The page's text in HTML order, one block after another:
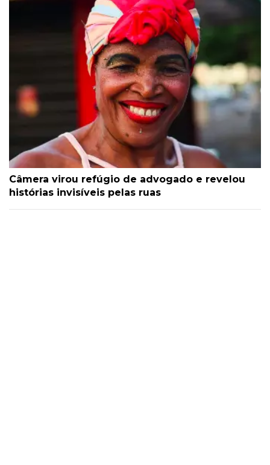
Câmera virou refúgio de advogado e revelou
histórias invisíveis pelas ruas